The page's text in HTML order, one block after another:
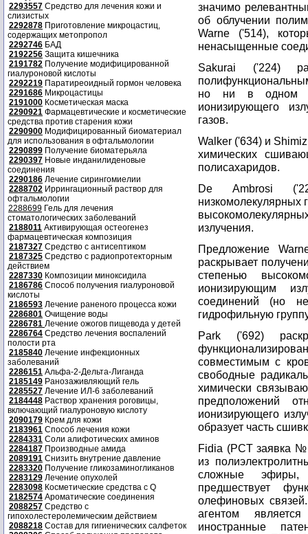
2293557 Средство для лечения кожи и
слизистых
2292878 Приготовление микроцастиц,
содержащих метопропол
2292746 БАД
2192256 Защита кишечника
2191782 Получение модифицированной
гиалуроновой кислоты
2292219 Паратиреоидный гормон человека
2291686 Микроцастицы
2191000 Косметическая маска
2290921 Фармацевтические и косметические
средства против старения кожи
2290900 Модифицированный биоматериал
для использования в офтальмологии
2290899 Получение биоматерьяла
2290397 Новые инданилиденовые
соединения
2290186 Лечение сирингомиелии
2288702 Иррингационный раствор для
офтальмологии
2288699 Гель для лечения
стоматологических заболеваний
2188011 Активирующая остеогенез
фармацевтическая композиция
2187327 Средство с антисептиком
2187325 Средство с радиопротекторным
действием
2287330 Композиции миноксидила
2186786 Способ получения гиалуроновой
кислоты
2186593 Лечение раненого процесса кожи
2286801 Очищение воды
2286781 Лечение ожогов пищевода у детей
2286764 Средство лечения воспалений
полости рта
2185840 Лечение инфекционных
заболеваний
2286151 Альфа-2-Дельта-Лиганда
2185149 Ранозаживляющий гель
2285527 Лечение ИЛ-6 заболеваний
2184448 Раствор хранения роговицы,
включающий гиалуроновую кислоту
2090179 Крем для кожи
2183961 Способ лечения кожи
2284331 Соли алифотических аминов
2284187 Производные амида
2089191 Снизить внутрение давление
2283320 Получение гликозаминогликанов
2283129 Лечение опухолей
2283098 Косметические средства с Q
2182574 Ароматические соединения
2088257 Средство с
гипохолестеролемическим действием
2088218 Состав для гигиенических салфеток
значимо
об облучении
Warne ('514),
ненасыщенные
Sakurai ('224)
но ни в одном из
ионизирующего
газов.
Walker ('634) и
химических
полисахаридов.
De Ambrosi
низкомолекулярных
излучения.
Предложение
раскрывает
степенью
ионизирующим
соединений (но
гидрофильную
Park ('692)
совместимым с
свободные
химически
предположений
ионизирующего
образует часть
Fidia (PCT заявка №
из
сложные эфиры,
предшествует
олефиновых
агентом
иностранные